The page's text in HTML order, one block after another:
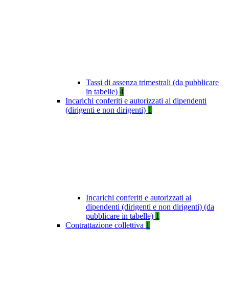
Tassi di assenza trimestrali (da pubblicare
in tabelle) 4
Incarichi conferiti e autorizzati ai dipendenti
(dirigenti e non dirigenti) 1
Incarichi conferiti e autorizzati ai
dipendenti (dirigenti e non dirigenti) (da
pubblicare in tabelle) 1
Contrattazione collettiva 1